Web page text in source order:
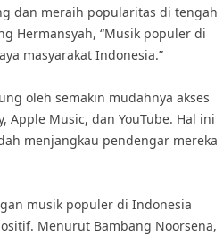
dan meraih popularitas di tengah
Hermansyah, “Musik populer di
masyarakat Indonesia.”
oleh semakin mudahnya akses
Music, dan YouTube. Hal ini
menjangkau pendengar mereka
musik populer di Indonesia
Menurut Bambang Noorsena,